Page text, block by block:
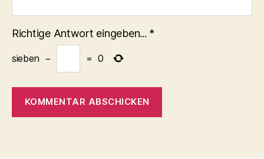
Richtige Antwort eingeben... *
sieben − = 0